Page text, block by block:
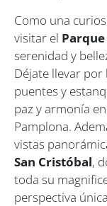
Como una
visitar el
serenidad y
Déjate llevar
puentes y
paz y armonía
Pamplona.
vistas
San Cristóbal,
toda su
perspectiva